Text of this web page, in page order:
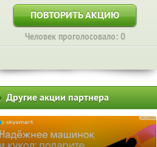
ПОВТОРИТЬ АКЦИЮ
Человек проголосовало: 0
Другие акции партнера